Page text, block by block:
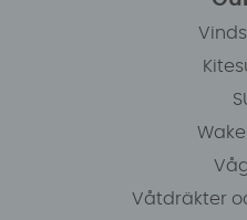
Våtdräkter